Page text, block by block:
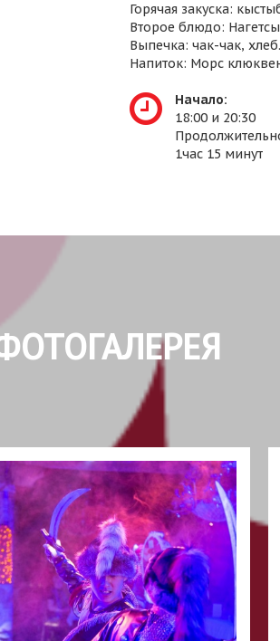
Горячая закуска:
Второе блюдо:
Выпечка: чак-чак, хлеб.
Напиток: Морс
Начало:
18:00 и 20:30
1час 15 минут